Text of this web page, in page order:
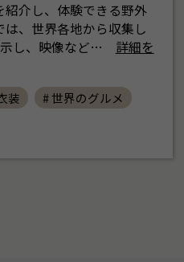
介し、体験できる野外
、世界各地から収集し
し、映像など…
詳細を
装
# 世界のグルメ